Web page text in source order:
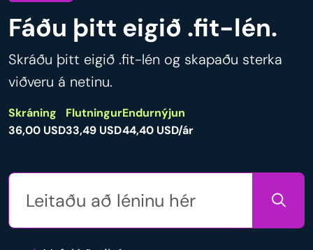
Fáðu þitt eigið .fit-lén.
Skráðu þitt eigið .fit-lén og skapaðu sterka
viðveru á netinu.
Skráning
36,00 USD
Flutningur
33,49 USD
Endurnýjun
44,40 USD/ár